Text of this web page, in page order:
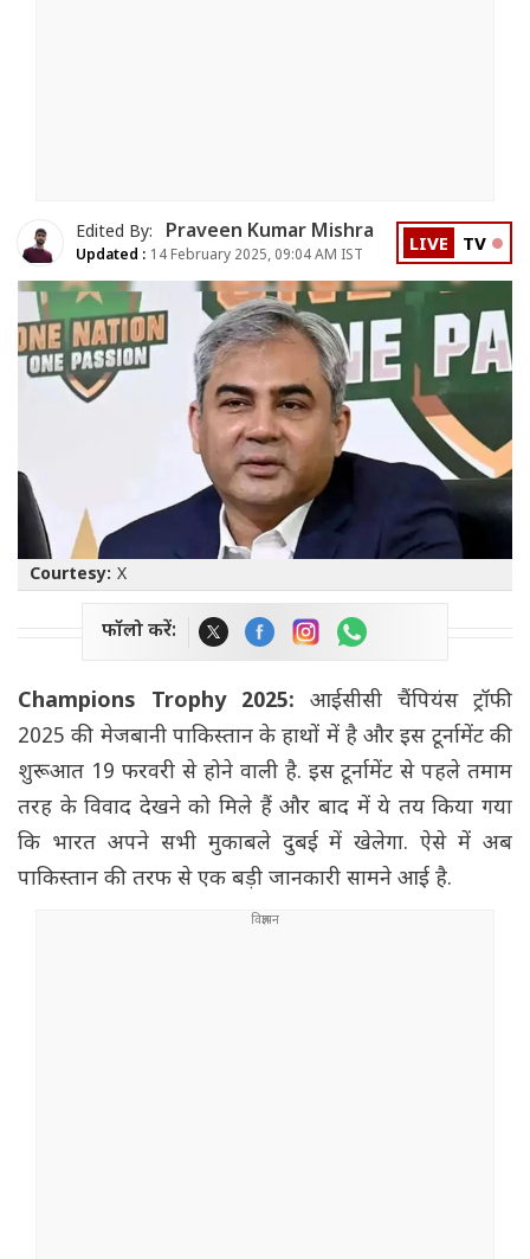
Edited By: Praveen Kumar Mishra
Updated : 14 February 2025, 09:04 AM IST LIVE TV
Courtesy: X
फॉलो करें:
Champions Trophy 2025: आईसीसी चैंपियंस ट्रॉफी
2025 की मेजबानी पाकिस्तान के हाथों में है और इस टूर्नामेंट की
शुरूआत 19 फरवरी से होने वाली है. इस टूर्नामेंट से पहले तमाम
तरह के विवाद देखने को मिले हैं और बाद में ये तय किया गया
कि भारत अपने सभी मुकाबले दुबई में खेलेगा. ऐसे में अब
पाकिस्तान की तरफ से एक बड़ी जानकारी सामने आई है.